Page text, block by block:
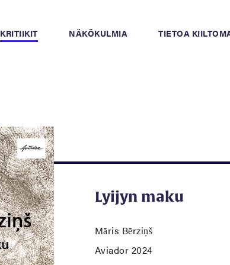
KRITIIKIT NÄKÖKULMIA TIETOA
Lyijyn maku
Māris Bērziņš
Aviador 2024